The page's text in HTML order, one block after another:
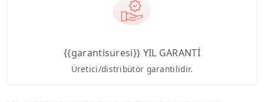
{{garantisuresi}} YIL GARANTİ
Üretici/distribütör garantilidir.